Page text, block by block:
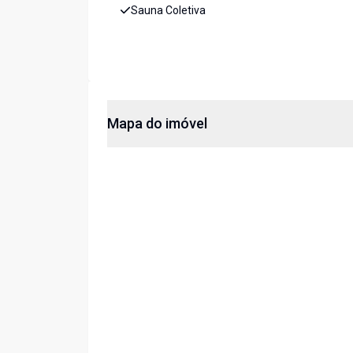
Sauna Coletiva
Mapa do imóvel